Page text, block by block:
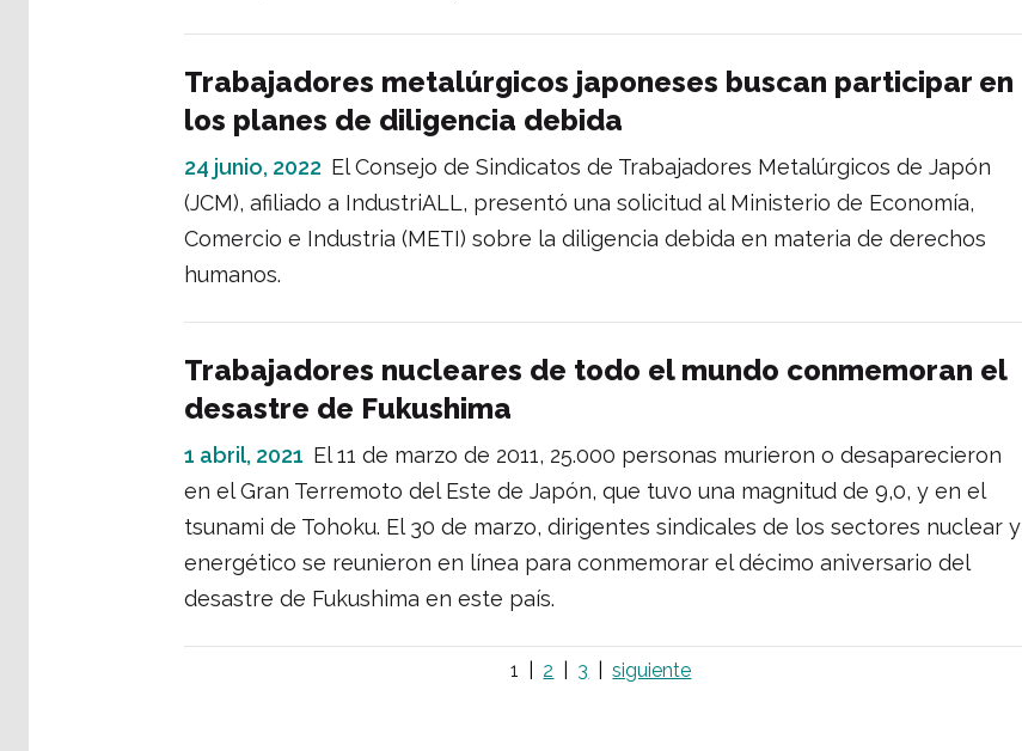
Trabajadores metalúrgicos japoneses buscan participar en
los planes de diligencia debida
24 junio, 2022 El Consejo de Sindicatos de Trabajadores Metalúrgicos de Japón
(JCM), afiliado a IndustriALL, presentó una solicitud al Ministerio de Economía,
Comercio e Industria (METI) sobre la diligencia debida en materia de derechos
humanos.
Trabajadores nucleares de todo el mundo conmemoran el
desastre de Fukushima
1 abril, 2021 El 11 de marzo de 2011, 25.000 personas murieron o desaparecieron
en el Gran Terremoto del Este de Japón, que tuvo una magnitud de 9,0, y en el
tsunami de Tohoku. El 30 de marzo, dirigentes sindicales de los sectores nuclear y
energético se reunieron en línea para conmemorar el décimo aniversario del
desastre de Fukushima en este país.
1 2 3 siguiente